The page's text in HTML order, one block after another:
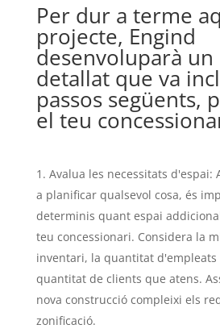
Per dur a terme
projecte, Engind
desenvoluparà un
detallat que va
passos següents,
el teu
Avalua les necessitats d'espai:
a planificar qualsevol cosa, és
determinis quant espai
teu concessionari. Considera la
inventari, la quantitat d'empleats
quantitat de clients que atens.
nova construcció compleixi els
zonificació.